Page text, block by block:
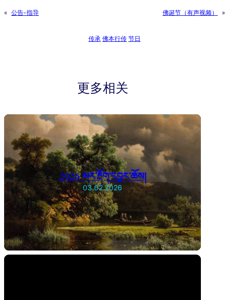
« 公告-指导 佛诞节（有声视频） »
传承 佛本行传 节日
更多相关
2026 མར་རྔོག་དབྱར་ཆོས།
03.02.2026